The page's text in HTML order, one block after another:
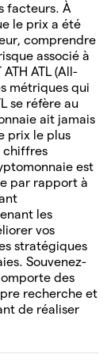
facteurs. À
le prix a été
comprendre
associé à
ATL (All-
métriques qui
se réfère au
ait jamais
prix le plus
chiffres
est
par rapport à
les
vos
stratégiques
Souvenez-
des
recherche et
de réaliser